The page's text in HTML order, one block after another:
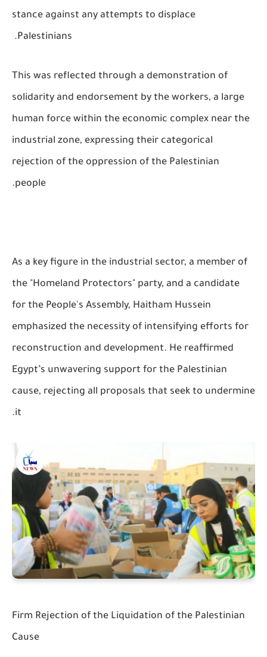
stance against any attempts to displace
Palestinians.
This was reflected through a demonstration of
solidarity and endorsement by the workers, a large
human force within the economic complex near the
industrial zone, expressing their categorical
rejection of the oppression of the Palestinian
people.
As a key figure in the industrial sector, a member of
the "Homeland Protectors" party, and a candidate
for the People's Assembly, Haitham Hussein
emphasized the necessity of intensifying efforts for
reconstruction and development. He reaffirmed
Egypt’s unwavering support for the Palestinian
cause, rejecting all proposals that seek to undermine
it.
Firm Rejection of the Liquidation of the Palestinian
Cause